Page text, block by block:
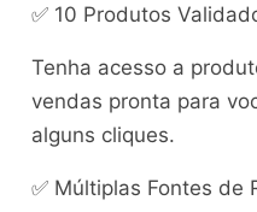
✅ 10 Produtos
Tenha acesso a
vendas pronta para
alguns cliques.
✅ Múltiplas Fontes de